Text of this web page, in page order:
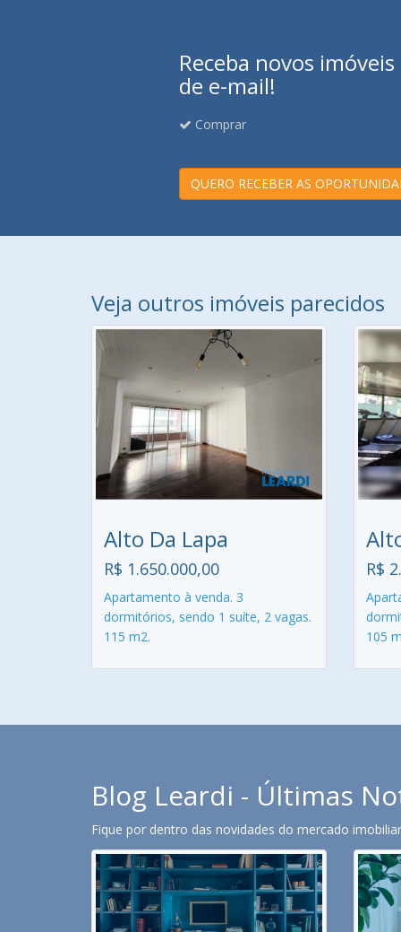
Receba novos
de e-mail!
Comprar
QUERO RECEBER AS
Veja outros imóveis parecidos
Alto Da Lapa
R$ 1.650.000,00
Apartamento à venda. 3
dormitórios, sendo 1 suíte, 2 vagas.
115 m2.
R$
105
Blog Leardi - Últimas
Fique por dentro das novidades do mercado